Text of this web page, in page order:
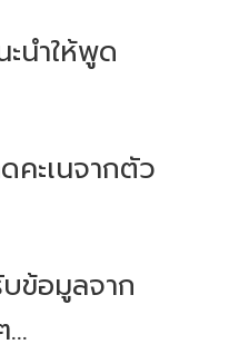
นำให้พูด
คะเนจากตัว
บข้อมูลจาก